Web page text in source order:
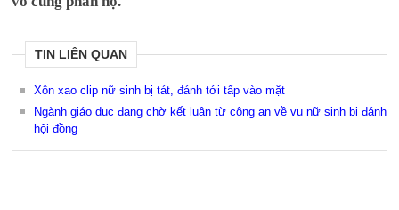
TIN LIÊN QUAN
Xôn xao clip nữ sinh bị tát, đánh tới tấp vào mặt
Ngành giáo dục đang chờ kết luận từ công an về vụ nữ sinh bị đánh
hội đồng